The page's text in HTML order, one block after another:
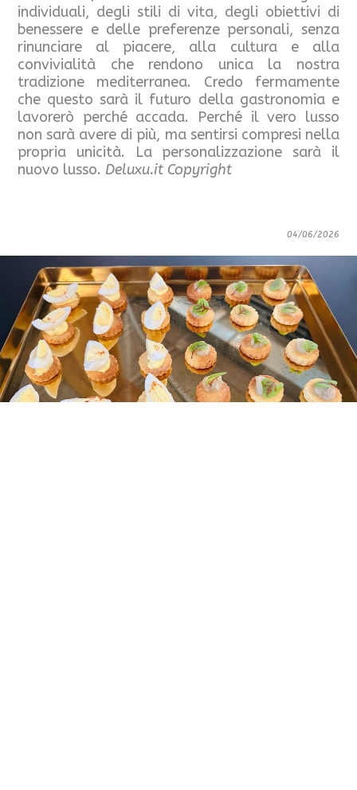
individuali, degli stili di vita, degli obiettivi di
benessere e delle preferenze personali, senza
rinunciare al piacere, alla cultura e alla
convivialità che rendono unica la nostra
tradizione mediterranea. Credo fermamente
che questo sarà il futuro della gastronomia e
lavorerò perché accada. Perché il vero lusso
non sarà avere di più, ma sentirsi compresi nella
propria unicità. La personalizzazione sarà il
nuovo lusso. Deluxu.it Copyright
04/06/2026